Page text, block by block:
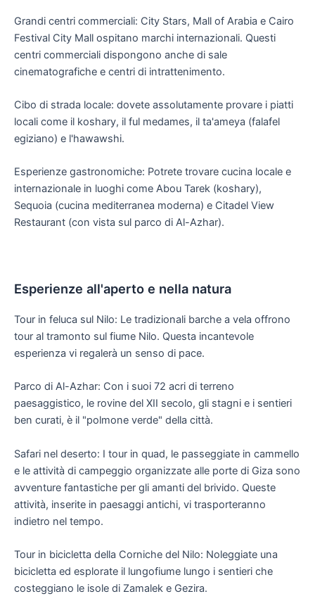
Grandi centri commerciali: City Stars, Mall of Arabia e Cairo
Festival City Mall ospitano marchi internazionali. Questi
centri commerciali dispongono anche di sale
cinematografiche e centri di intrattenimento.
Cibo di strada locale: dovete assolutamente provare i piatti
locali come il koshary, il ful medames, il ta'ameya (falafel
egiziano) e l'hawawshi.
Esperienze gastronomiche: Potrete trovare cucina locale e
internazionale in luoghi come Abou Tarek (koshary),
Sequoia (cucina mediterranea moderna) e Citadel View
Restaurant (con vista sul parco di Al-Azhar).
Esperienze all'aperto e nella natura
Tour in feluca sul Nilo: Le tradizionali barche a vela offrono
tour al tramonto sul fiume Nilo. Questa incantevole
esperienza vi regalerà un senso di pace.
Parco di Al-Azhar: Con i suoi 72 acri di terreno
paesaggistico, le rovine del XII secolo, gli stagni e i sentieri
ben curati, è il "polmone verde" della città.
Safari nel deserto: I tour in quad, le passeggiate in cammello
e le attività di campeggio organizzate alle porte di Giza sono
avventure fantastiche per gli amanti del brivido. Queste
attività, inserite in paesaggi antichi, vi trasporteranno
indietro nel tempo.
Tour in bicicletta della Corniche del Nilo: Noleggiate una
bicicletta ed esplorate il lungofiume lungo i sentieri che
costeggiano le isole di Zamalek e Gezira.